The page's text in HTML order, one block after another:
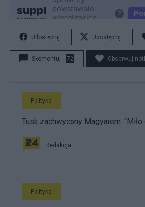
Udostępnij Udostępnij
Skomentuj 72 Obserwuj
Polityka
Tusk zachwycony Magyarem.
Redakcja
Polityka